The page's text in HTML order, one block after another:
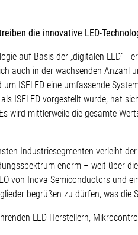
die innovative LED-
auf Basis der „digitalen LED” -
auch in der wachsenden Anzahl
ISELED eine umfassende
ISELED vorgestellt wurde, hat
wird mittlerweile die gesamte
Industriesegmenten verleiht der
enorm – weit über
von Inova Semiconductors und
begrüßen zu dürfen, was die
LED-Herstellern,